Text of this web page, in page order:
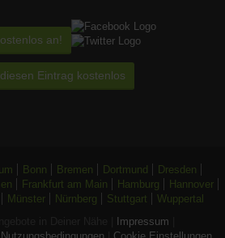
an!
Eintrag kostenlos
Bonn Bremen Dortmund
Dresden
Frankfurt am Main Hamburg
Hannover
Münster Nürnberg Stuttgart
Wuppertal
Impressum